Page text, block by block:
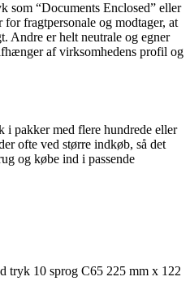
som “Documents Enclosed” eller
fragtpersonale og modtager, at
Andre er helt neutrale og egner
af virksomhedens profil og
i pakker med flere hundrede eller
ofte ved større indkøb, så det
og købe ind i passende
tryk 10 sprog C65 225 mm x 122